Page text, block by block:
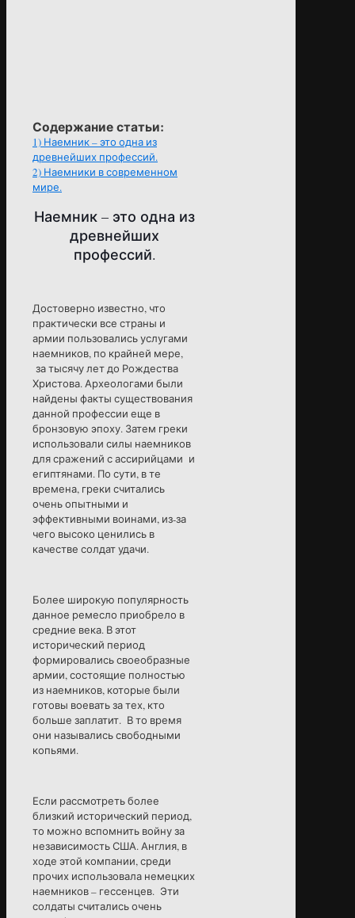
Содержание статьи:
1) Наемник – это одна из
древнейших профессий.
2) Наемники в современном
мире.
Наемник – это одна из
древнейших
профессий.
Достоверно известно, что
практически все страны и
армии пользовались услугами
наемников, по крайней мере,
за тысячу лет до Рождества
Христова. Археологами были
найдены факты существования
данной профессии еще в
бронзовую эпоху. Затем греки
использовали силы наемников
для сражений с ассирийцами и
египтянами. По сути, в те
времена, греки считались
очень опытными и
эффективными воинами, из-за
чего высоко ценились в
качестве солдат удачи.
Более широкую популярность
данное ремесло приобрело в
средние века. В этот
исторический период
формировались своеобразные
армии, состоящие полностью
из наемников, которые были
готовы воевать за тех, кто
больше заплатит. В то время
они назывались свободными
копьями.
Если рассмотреть более
близкий исторический период,
то можно вспомнить войну за
независимость США. Англия, в
ходе этой компании, среди
прочих использовала немецких
наемников – гессенцев. Эти
солдаты считались очень